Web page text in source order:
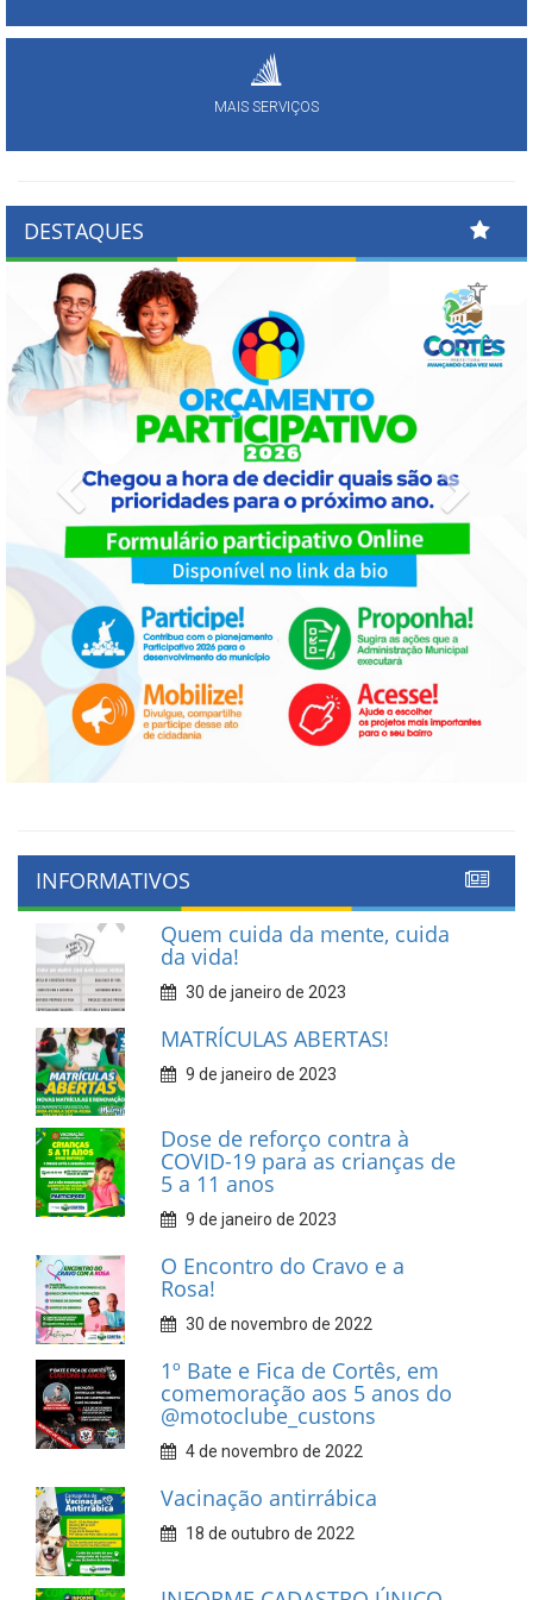
MAIS SERVIÇOS
DESTAQUES
Previous
INFORMATIVOS
Quem cuida da mente, cuida
da vida!
30 de janeiro de 2023
MATRÍCULAS ABERTAS!
9 de janeiro de 2023
Dose de reforço contra à
COVID-19 para as crianças de
5 a 11 anos
9 de janeiro de 2023
O Encontro do Cravo e a
Rosa!
30 de novembro de 2022
1º Bate e Fica de Cortês, em
comemoração aos 5 anos do
@motoclube_custons
4 de novembro de 2022
Vacinação antirrábica
18 de outubro de 2022